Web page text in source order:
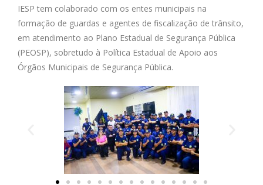
IESP tem colaborado com os entes municipais na
formação de guardas e agentes de fiscalização de trânsito,
em atendimento ao Plano Estadual de Segurança Pública
(PEOSP), sobretudo à Política Estadual de Apoio aos
Órgãos Municipais de Segurança Pública.